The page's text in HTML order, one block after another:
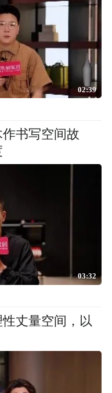
02:39
书写空间故
03:32
丈量空间，以